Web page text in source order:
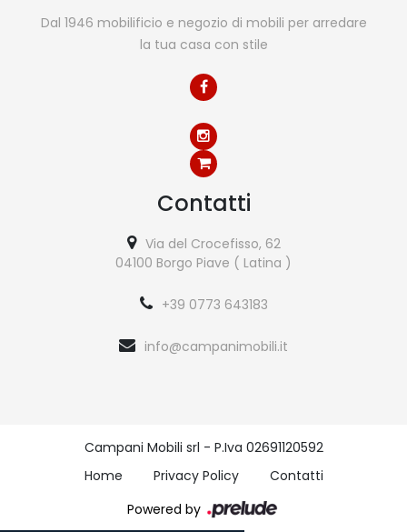
Dal 1946 mobilificio e negozio di mobili per arredare
la tua casa con stile
Contatti
Via del Crocefisso, 62
04100 Borgo Piave ( Latina )
+39 0773 643183
info@campanimobili.it
Campani Mobili srl - P.Iva 02691120592
Home
Privacy Policy
Contatti
Powered by